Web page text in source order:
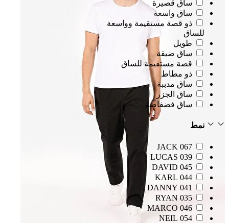
ساق قصيرة
ساق واسعة
ذو قصة مستقيمة وواسعة
للساق
طويل
ساق ضيقة
قصة مستقيمة للساق
ذو مطاط
ساق مدببة
ساق الجزر
ساق فضفاضة
نمط
067 JACK
039 LUCAS
045 DAVID
044 KARL
041 DANNY
035 RYAN
046 MARCO
054 NEIL